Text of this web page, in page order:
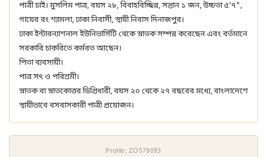
পাত্রী চাই। মুসলিম পাত্র, বয়স ২৮, বিবাহবিচ্ছিন্ন, সন্তান ১ জন, উচ্চতা ৫'৭",
গায়ের রং শ্যামলা, ঢাকা নিবাসী, স্থায়ী নিবাস দিনাজপুর।
ঢাকা ইন্টারন্যাশনাল ইউনিভার্সিটি থেকে স্নাতক সম্পন্ন করেছেন এবং বর্তমানে
সরকারি চাকরিতে কর্মরত আছেন।
পিতা ব্যবসায়ী।
পাত্র সৎ ও পরিশ্রমী।
স্নাতক বা স্নাতকোত্তর ডিগ্রিধারী, বয়স ২০ থেকে ২৭ বছরের মধ্যে, বাংলাদেশে
স্থায়ীভাবে বসবাসকারী পাত্রী প্রয়োজন।
Profile: ZO579093